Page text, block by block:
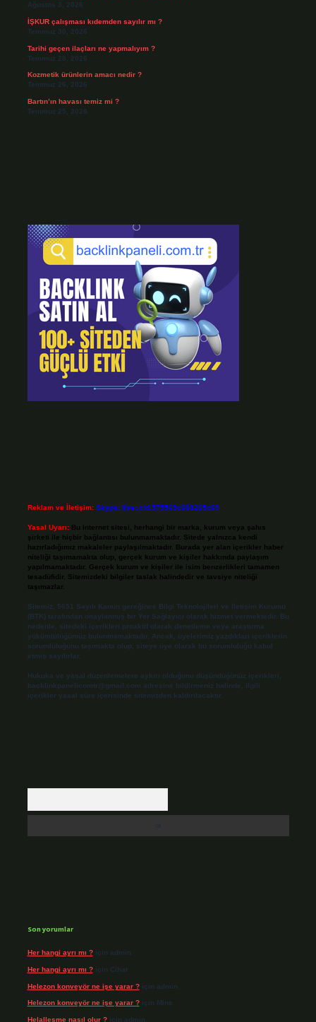
Ağustos 3, 2026
İŞKUR çalışması kıdemden sayılır mı ?
Temmuz 30, 2026
Tarihi geçen ilaçları ne yapmalıyım ?
Temmuz 28, 2026
Kozmetik ürünlerin amacı nedir ?
Temmuz 26, 2026
Bartın’ın havası temiz mi ?
Temmuz 25, 2026
Reklam ve İletişim: Skype: live:.cid.575569c608265c69
Yasal Uyarı: Bu internet sitesi, herhangi bir marka, kurum veya şahıs
şirketi ile hiçbir bağlantısı bulunmamaktadır. Sitede yalnızca kendi
hazırladığımız makaleler paylaşılmaktadır. Burada yer alan içerikler haber
niteliği taşımamakta olup, gerçek kurum ve kişiler hakkında paylaşım
yapılmamaktadır. Gerçek kurum ve kişiler ile isim benzerlikleri tamamen
tesadüfidir. Sitemizdeki bilgiler taslak halindedir ve tavsiye niteliği
taşımazlar.
Sitemiz, 5651 Sayılı Kanun gereğince Bilgi Teknolojileri ve İletişim Kurumu
(BTK) tarafından onaylanmış bir Yer Sağlayıcı olarak hizmet vermektedir. Bu
nedenle, sitedeki içerikleri proaktif olarak denetleme veya araştırma
yükümlülüğümüz bulunmamaktadır. Ancak, üyelerimiz yazdıkları içeriklerin
sorumluluğunu taşımakta olup, siteye üye olarak bu sorumluluğu kabul
etmiş sayılırlar.
Hukuka ve yasal düzenlemelere aykırı olduğunu düşündüğünüz içerikleri,
backlinkpanelicomtr@gmail.com adresine bildirmeniz halinde, ilgili
içerikler yasal süre içerisinde sitemizden kaldırılacaktır.
Son yorumlar
Her hangi ayrı mı ?için admin
Her hangi ayrı mı ?için Cihat
Helezon konveyör ne işe yarar ?için admin
Helezon konveyör ne işe yarar ?için Mine
Helalleşme nasıl olur ?için admin